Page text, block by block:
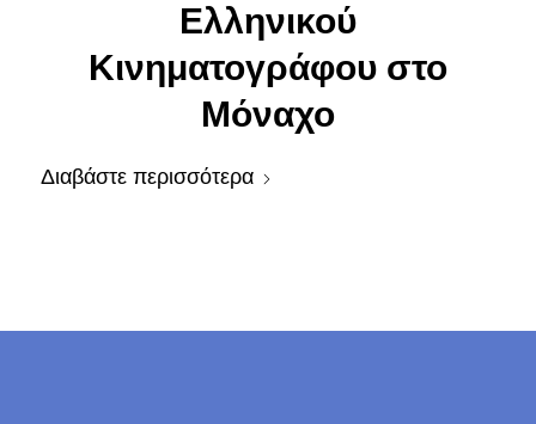
Ελληνικού
Κινηματογράφου στο
Μόναχο
Διαβάστε περισσότερα